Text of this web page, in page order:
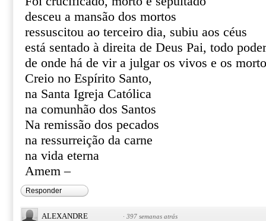
desceu a mansão dos mortos
ressuscitou ao terceiro dia, subiu aos céus
está sentado à direita de Deus Pai, todo
de onde há de vir a julgar os vivos e os
Creio no Espírito Santo,
na Santa Igreja Católica
na comunhão dos Santos
Na remissão dos pecados
na ressurreição da carne
na vida eterna
Amem –
Responder
ALEXANDRE · 397 semanas atrás